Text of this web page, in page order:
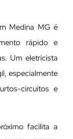
Medina MG é
rápido e
Um eletricista
especialmente
circuitos e
facilita a